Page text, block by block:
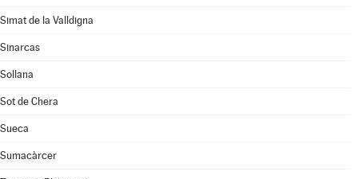
Simat de la Valldigna
Sinarcas
Sollana
Sot de Chera
Sueca
Sumacàrcer